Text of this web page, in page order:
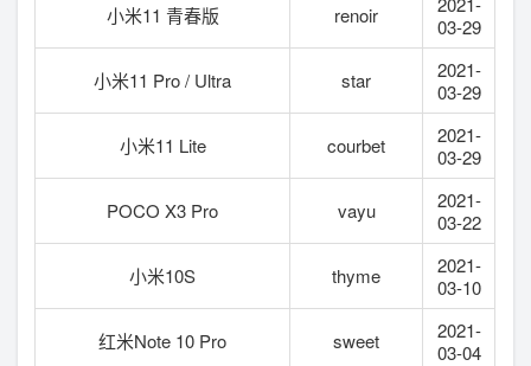
小米11 青春版 renoir
03-29
小米11 Pro / Ultra star
2021-
03-29
小米11 Lite courbet
2021-
03-29
POCO X3 Pro vayu
2021-
03-22
小米10S thyme
2021-
03-10
红米Note 10 Pro sweet
2021-
03-04